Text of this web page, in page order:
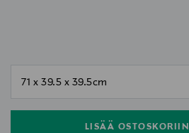
LISÄÄ OSTOSKORIIN